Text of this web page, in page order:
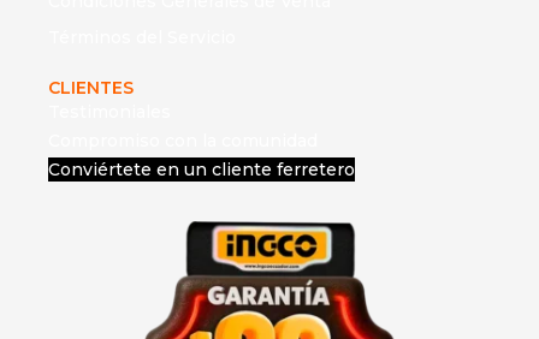
CLIENTES
Conviértete en un cliente ferretero